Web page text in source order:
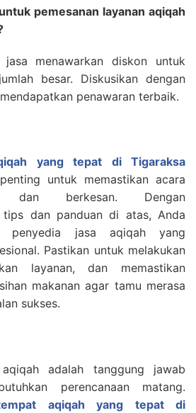
pemesanan layanan aqiqah
jasa menawarkan diskon untuk
besar. Diskusikan dengan
penawaran terbaik.
yang tepat di Tigaraksa
untuk memastikan acara
dan berkesan. Dengan
tips dan panduan di atas, Anda
penyedia jasa aqiqah yang
Pastikan untuk melakukan
layanan, dan memastikan
makanan agar tamu merasa
sukses.
adalah tanggung jawab
perencanaan matang.
aqiqah yang tepat di